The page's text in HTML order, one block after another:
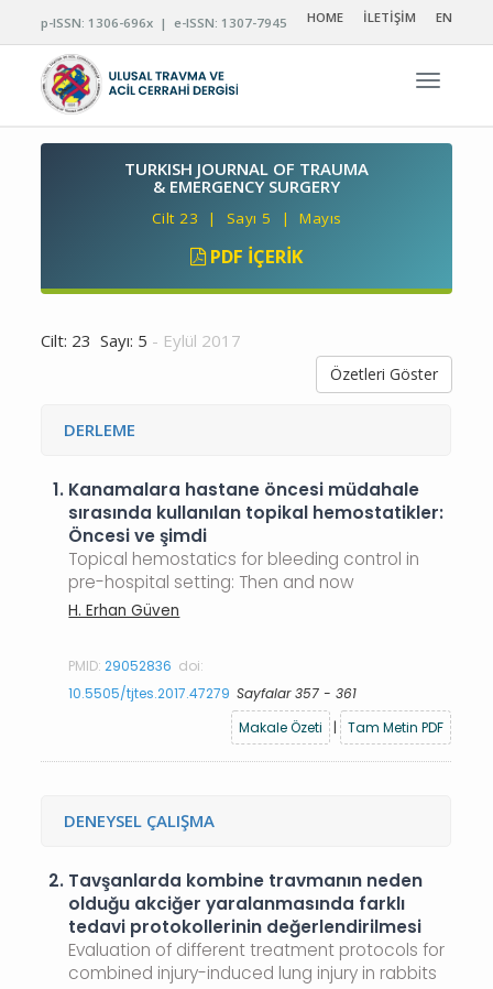
p-ISSN: 1306-696x | e-ISSN: 1307-7945 HOME İLETİŞİM EN
TURKISH JOURNAL OF TRAUMA
& EMERGENCY SURGERY
Cilt 23 | Sayı 5 | Mayıs
PDF İÇERIK
Cilt: 23 Sayı: 5 - Eylül 2017
Özetleri Göster
DERLEME
1. Kanamalara hastane öncesi müdahale
sırasında kullanılan topikal hemostatikler:
Öncesi ve şimdi
Topical hemostatics for bleeding control in
pre-hospital setting: Then and now
H. Erhan Güven
PMID:29052836 doi:
10.5505/tjtes.2017.47279 Sayfalar 357 - 361
Makale Özeti
| Tam Metin PDF
DENEYSEL ÇALIŞMA
2. Tavşanlarda kombine travmanın neden
olduğu akciğer yaralanmasında farklı
tedavi protokollerinin değerlendirilmesi
Evaluation of different treatment protocols for
combined injury-induced lung injury in rabbits